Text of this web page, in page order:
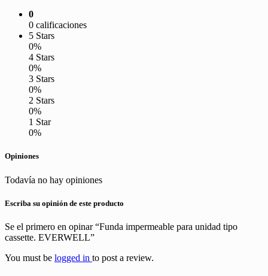
0
0 calificaciones
5 Stars
0%
4 Stars
0%
3 Stars
0%
2 Stars
0%
1 Star
0%
Opiniones
Todavía no hay opiniones
Escriba su opinión de este producto
Se el primero en opinar “Funda impermeable para unidad tipo
cassette. EVERWELL”
You must be logged in to post a review.